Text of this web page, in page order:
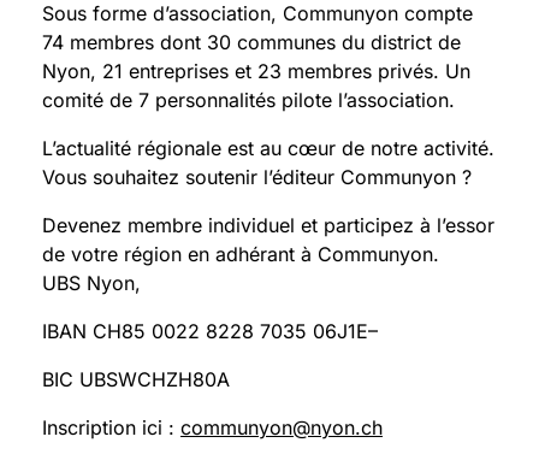
Sous forme d’association, Communyon compte
74 membres dont 30 communes du district de
Nyon, 21 entreprises et 23 membres privés. Un
comité de 7 personnalités pilote l’association.
L’actualité régionale est au cœur de notre activité.
Vous souhaitez soutenir l’éditeur Communyon ?
Devenez membre individuel et participez à l’essor
de votre région en adhérant à Communyon.
UBS Nyon,
IBAN CH85 0022 8228 7035 06J1E–
BIC UBSWCHZH80A
Inscription ici : communyon@nyon.ch